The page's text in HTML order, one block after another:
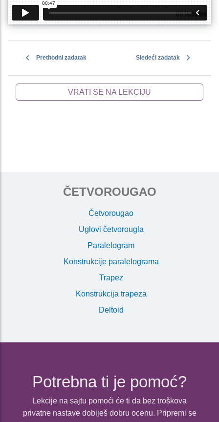
Prethodni zadatak Sledeći zadatak
VRATI SE NA LEKCIJU
ČETVOROUGAO
Četvorougao
Uglovi četvorougla
Paralelogram
Konstrukcije paralelograma
Trapez
Konstrukcija trapeza
Deltoid
Potrebna ti je pomoć?
Lekcije na sajtu pomoći će ti da bez troškova
privatne nastave dobiješ dobru ocenu. Pripremi se